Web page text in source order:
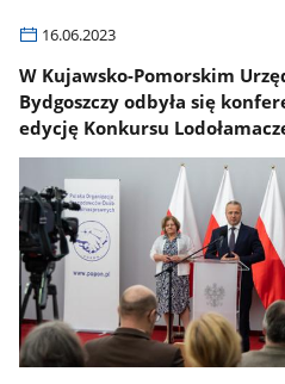
16.06.2023
W Kujawsko-Pomorskim
Bydgoszczy odbyła się
edycję Konkursu